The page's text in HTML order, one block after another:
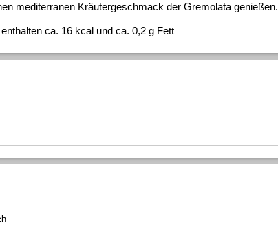
mediterranen Kräutergeschmack der Gremolata genießen.
ca. 16 kcal und ca. 0,2 g Fett